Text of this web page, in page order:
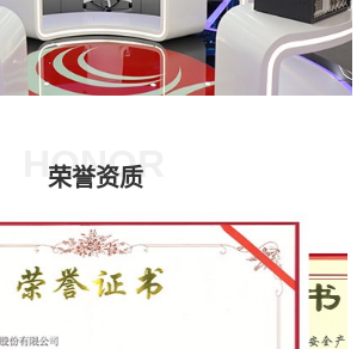
HONOR
荣誉资质